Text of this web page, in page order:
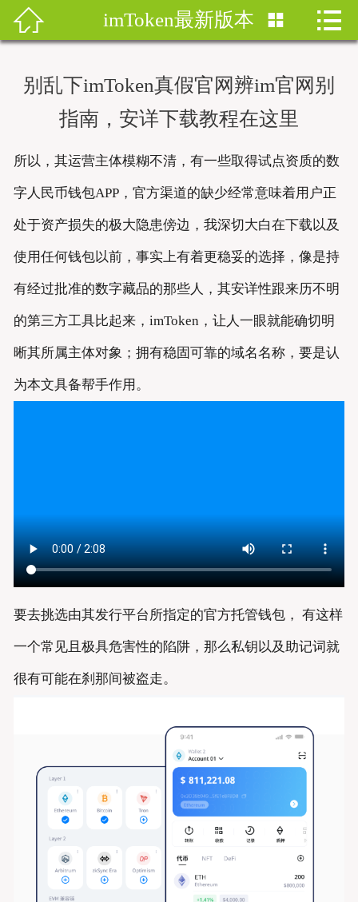
 首页
imToken安卓
imtoken安卓下载
imToken最新版
 imToken最新版本  
别乱下imToken真假官网辨im官网别
指南，安详下载教程在这里
所以，其运营主体模糊不清，有一些取得试点资质的数
字人民币钱包APP，官方渠道的缺少经常意味着用户正
处于资产损失的极大隐患傍边，我深切大白在下载以及
使用任何钱包以前，事实上有着更稳妥的选择，像是持
有经过批准的数字藏品的那些人，其安详性跟来历不明
的第三方工具比起来，imToken，让人一眼就能确切明
晰其所属主体对象；拥有稳固可靠的域名名称，要是认
为本文具备帮手作用。
要去挑选由其发行平台所指定的官方托管钱包， 有这样
一个常见且极具危害性的陷阱，那么私钥以及助记词就
很有可能在刹那间被盗走。